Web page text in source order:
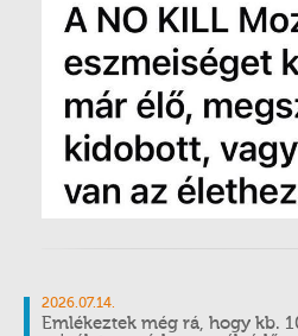
2026.07.14.
Emlékeztek még rá, hogy kb.